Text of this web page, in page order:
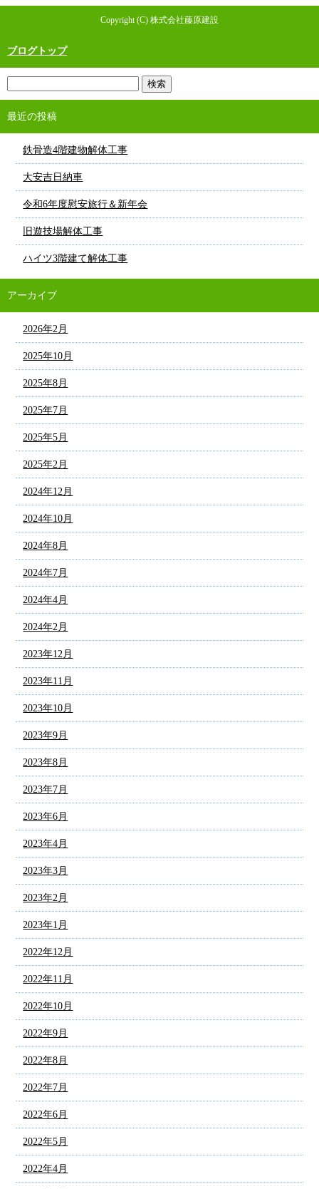
Copyright (C) 株式会社藤原建設
ブログトップ
最近の投稿
鉄骨造4階建物解体工事
大安吉日納車
令和6年度慰安旅行＆新年会
旧遊技場解体工事
ハイツ3階建て解体工事
アーカイブ
2026年2月
2025年10月
2025年8月
2025年7月
2025年5月
2025年2月
2024年12月
2024年10月
2024年8月
2024年7月
2024年4月
2024年2月
2023年12月
2023年11月
2023年10月
2023年9月
2023年8月
2023年7月
2023年6月
2023年4月
2023年3月
2023年2月
2023年1月
2022年12月
2022年11月
2022年10月
2022年9月
2022年8月
2022年7月
2022年6月
2022年5月
2022年4月